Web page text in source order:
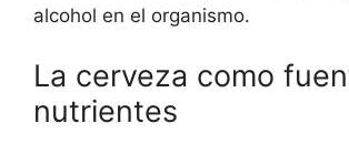
alcohol en el organismo.
La cerveza como
nutrientes